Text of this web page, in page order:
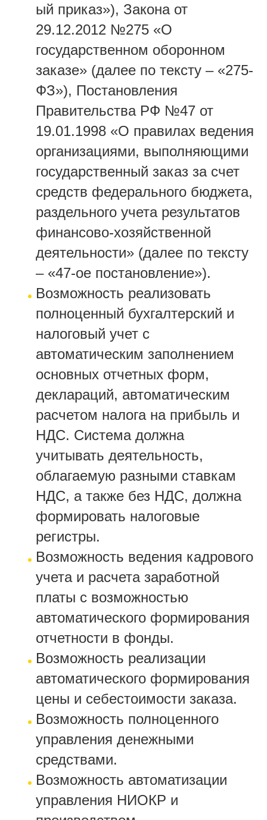
ый приказ»), Закона от
29.12.2012 №275 «О
государственном оборонном
заказе» (далее по тексту – «275-
ФЗ»), Постановления
Правительства РФ №47 от
19.01.1998 «О правилах ведения
организациями, выполняющими
государственный заказ за счет
средств федерального бюджета,
раздельного учета результатов
финансово-хозяйственной
деятельности» (далее по тексту
– «47-ое постановление»).
Возможность реализовать
полноценный бухгалтерский и
налоговый учет с
автоматическим заполнением
основных отчетных форм,
деклараций, автоматическим
расчетом налога на прибыль и
НДС. Система должна
учитывать деятельность,
облагаемую разными ставкам
НДС, а также без НДС, должна
формировать налоговые
регистры.
Возможность ведения кадрового
учета и расчета заработной
платы с возможностью
автоматического формирования
отчетности в фонды.
Возможность реализации
автоматического формирования
цены и себестоимости заказа.
Возможность полноценного
управления денежными
средствами.
Возможность автоматизации
управления НИОКР и